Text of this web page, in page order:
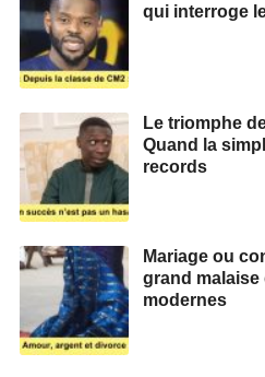
qui interroge
Le triomphe
Quand la
records
Mariage ou
grand
modernes